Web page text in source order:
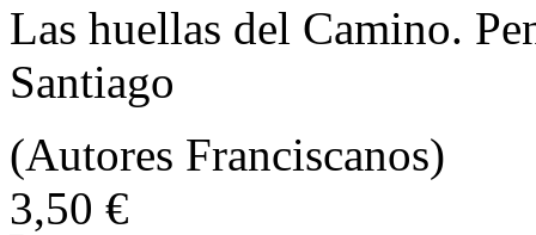
Las huellas del Camino.
Santiago
(Autores Franciscanos)
3,50 €